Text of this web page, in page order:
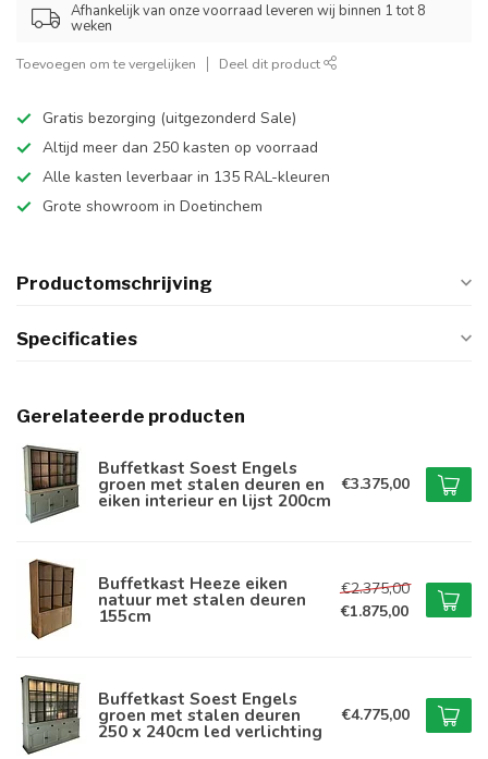
Afhankelijk van onze voorraad leveren wij binnen 1 tot 8
weken
Toevoegen om te vergelijken Deel dit product
Gratis bezorging (uitgezonderd Sale)
Altijd meer dan 250 kasten op voorraad
Alle kasten leverbaar in 135 RAL-kleuren
Grote showroom in Doetinchem
Productomschrijving
Specificaties
Gerelateerde producten
Buffetkast Soest Engels
groen met stalen deuren en
eiken interieur en lijst 200cm
€3.375,00
Buffetkast Heeze eiken
natuur met stalen deuren
155cm
€2.375,00
€1.875,00
Buffetkast Soest Engels
groen met stalen deuren
250 x 240cm led verlichting
€4.775,00